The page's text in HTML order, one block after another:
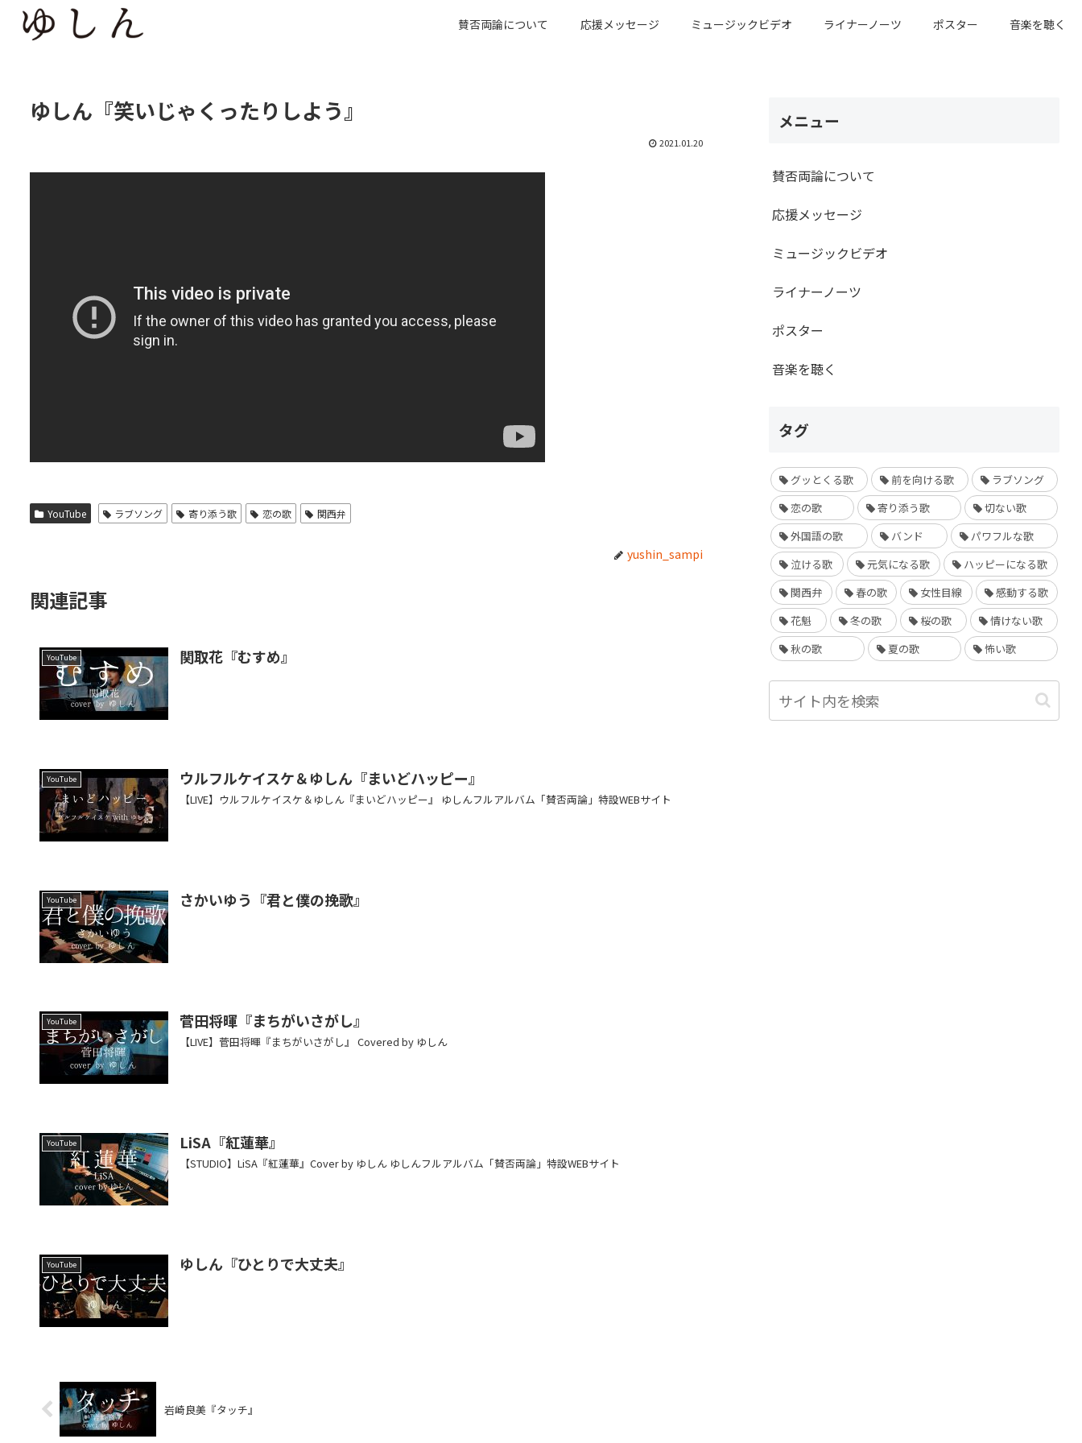
賛否両論について 応援メッセージ ミュージックビデオ ライナーノーツ ポスター 音楽を聴く
ゆしん『笑いじゃくったりしよう』
2021.01.20
YouTube ラブソング 寄り添う歌 恋の歌 関西弁
yushin_sampi
関連記事
YouTube 関取花『むすめ』
YouTube ウルフルケイスケ＆ゆしん『まいどハッピー』
【LIVE】ウルフルケイスケ＆ゆしん『まいどハッピー』 ゆしんフルアルバム「賛否両論」特設WEBサイト
YouTube さかいゆう『君と僕の挽歌』
YouTube 菅田将暉『まちがいさがし』
【LIVE】菅田将暉『まちがいさがし』 Covered by ゆしん
YouTube LiSA『紅蓮華』
【STUDIO】LiSA『紅蓮華』Cover by ゆしん ゆしんフルアルバム「賛否両論」特設WEBサイト
YouTube ゆしん『ひとりで大丈夫』
岩崎良美『タッチ』
メニュー
賛否両論について
応援メッセージ
ミュージックビデオ
ライナーノーツ
ポスター
音楽を聴く
タグ
グッとくる歌 前を向ける歌
ラブソング
恋の歌
寄り添う歌
切ない歌
外国語の歌
バンド
パワフルな歌
泣ける歌
元気になる歌
ハッピーになる歌
関西弁
春の歌 女性目線
感動する歌
花魁
冬の歌 桜の歌
情けない歌
秋の歌
夏の歌 怖い歌